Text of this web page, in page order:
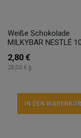
Weiße Schokolade
MILKYBAR NESTLÉ
2,80 €
28,00 € g
IN DEN